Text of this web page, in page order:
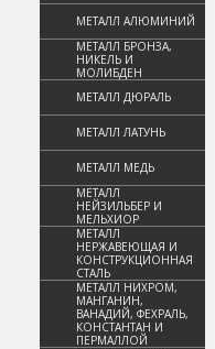
МЕТАЛЛ АЛЮМИНИЙ
МЕТАЛЛ БРОНЗА,
НИКЕЛЬ И
МОЛИБДЕН
МЕТАЛЛ ДЮРАЛЬ
МЕТАЛЛ ЛАТУНЬ
МЕТАЛЛ МЕДЬ
МЕТАЛЛ
НЕЙЗИЛЬБЕР И
МЕЛЬХИОР
МЕТАЛЛ
НЕРЖАВЕЮЩАЯ И
КОНСТРУКЦИОННАЯ
СТАЛЬ
МЕТАЛЛ НИХРОМ,
МАНГАНИН,
ВАНАДИЙ, ФЕХРАЛЬ,
КОНСТАНТАН И
ПЕРМАЛЛОЙ